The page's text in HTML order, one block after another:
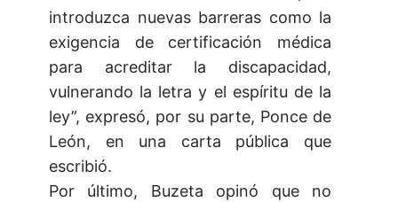
introduzca nuevas barreras como la
exigencia de certificación médica
para acreditar la discapacidad,
vulnerando la letra y el espíritu de la
ley”, expresó, por su parte, Ponce de
León, en una carta pública que
escribió.
Por último, Buzeta opinó que no